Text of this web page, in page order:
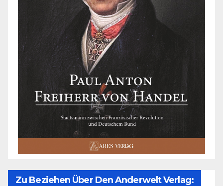
Zu Beziehen Über Den Anderwelt Verlag: